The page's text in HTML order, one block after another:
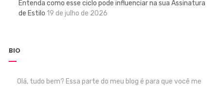
Entenda como esse ciclo pode influenciar na sua Assinatura
de Estilo 19 de julho de 2026
BIO
Olá, tudo bem? Essa parte do meu blog é para que você me